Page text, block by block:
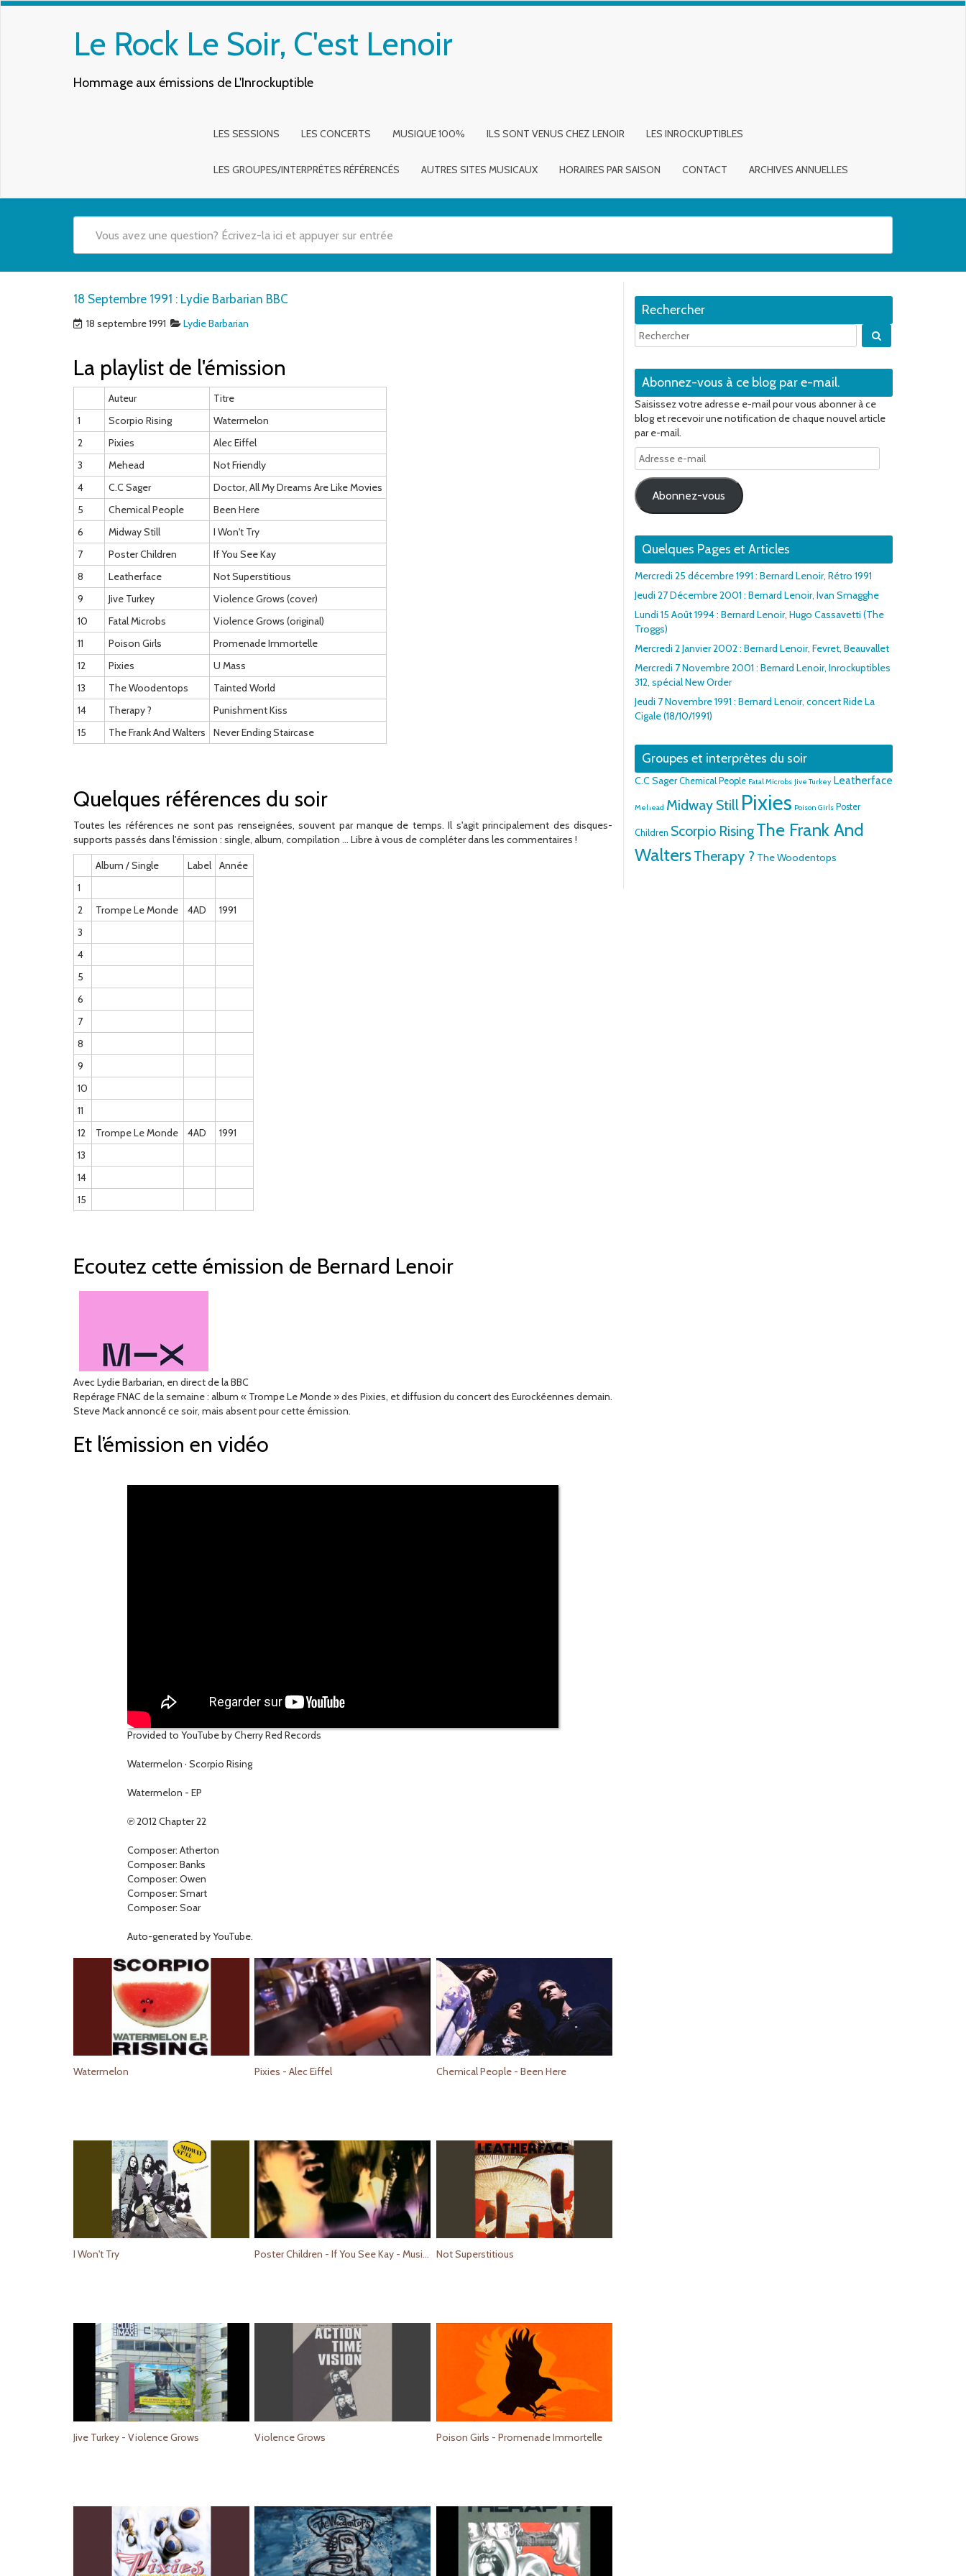
Le Rock Le Soir, C'est Lenoir
Hommage aux émissions de L'Inrockuptible
LES SESSIONS LES CONCERTS MUSIQUE 100% ILS SONT VENUS CHEZ LENOIR LES INROCKUPTIBLES
LES GROUPES/INTERPRÈTES RÉFÉRENCÉS AUTRES SITES MUSICAUX HORAIRES PAR SAISON CONTACT ARCHIVES ANNUELLES
18 Septembre 1991 : Lydie Barbarian BBC
18 septembre 1991 Lydie Barbarian
La playlist de l'émission
Auteur
Titre
1
Scorpio Rising
Watermelon
2
Pixies
Alec Eiffel
3
Mehead
Not Friendly
4
C.C Sager
Doctor, All My Dreams Are Like Movies
5
Chemical People
Been Here
6
Midway Still
I Won't Try
7
Poster Children
If You See Kay
8
Leatherface
Not Superstitious
9
Jive Turkey
Violence Grows (cover)
10
Fatal Microbs
Violence Grows (original)
11
Poison Girls
Promenade Immortelle
12
Pixies
U Mass
13
The Woodentops
Tainted World
14
Therapy ?
Punishment Kiss
15
The Frank And Walters Never Ending Staircase
Quelques références du soir
Toutes les références ne sont pas renseignées, souvent par manque de temps. Il s'agit principalement des disques-
supports passés dans l'émission : single, album, compilation ... Libre à vous de compléter dans les commentaires !
Album / Single
Label
Année
1
2
Trompe Le Monde 4AD
1991
3
4
5
6
7
8
9
10
11
12
Trompe Le Monde 4AD
1991
13
14
15
Ecoutez cette émission de Bernard Lenoir
Avec Lydie Barbarian, en direct de la BBC
Repérage FNAC de la semaine : album « Trompe Le Monde » des Pixies, et diffusion du concert des Eurockéennes demain.
Steve Mack annoncé ce soir, mais absent pour cette émission.
Et l’émission en vidéo
Provided to YouTube by Cherry Red Records
Watermelon · Scorpio Rising
Watermelon - EP
℗ 2012 Chapter 22
Composer: Atherton
Composer: Banks
Composer: Owen
Composer: Smart
Composer: Soar
Auto-generated by YouTube.
Watermelon Pixies - Alec Eiffel Chemical People - Been Here
I Won't Try Poster Children - If You See Kay - Music Video (Higher Quality) Not Superstitious
Jive Turkey - Violence Grows Violence Grows Poison Girls - Promenade Immortelle
Rechercher
Abonnez-vous à ce blog par e-mail.
Saisissez votre adresse e-mail pour vous abonner à ce
blog et recevoir une notification de chaque nouvel article
par e-mail.
Adresse
e-
mail
Abonnez-vous
Quelques Pages et Articles
Mercredi 25 décembre 1991 : Bernard Lenoir, Rétro 1991
Jeudi 27 Décembre 2001 : Bernard Lenoir, Ivan Smagghe
Lundi 15 Août 1994 : Bernard Lenoir, Hugo Cassavetti (The
Troggs)
Mercredi 2 Janvier 2002 : Bernard Lenoir, Fevret, Beauvallet
Mercredi 7 Novembre 2001 : Bernard Lenoir, Inrockuptibles
312, spécial New Order
Jeudi 7 Novembre 1991 : Bernard Lenoir, concert Ride La
Cigale (18/10/1991)
Groupes et interprètes du soir
C.C Sager Chemical People Fatal Microbs Jive Turkey Leatherface
Mehead Midway Still Pixies Poison Girls Poster
Children Scorpio RisingThe Frank And
WaltersTherapy ? The Woodentops